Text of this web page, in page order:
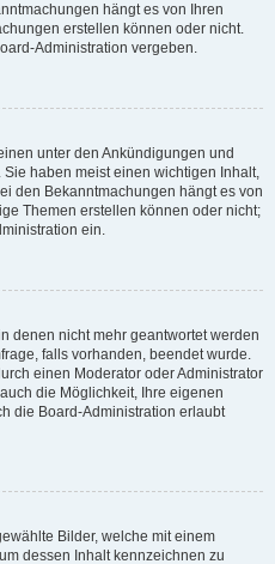
hängt es von Ihren
erstellen können oder nicht.
Administration vergeben.
unter den Ankündigungen und
haben meist einen wichtigen Inhalt,
den Bekanntmachungen hängt es von
Themen erstellen können oder nicht;
ein.
denen nicht mehr geantwortet werden
falls vorhanden, beendet wurde.
einen Moderator oder Administrator
die Möglichkeit, Ihre eigenen
die Board-Administration erlaubt
Bilder, welche mit einem
dessen Inhalt kennzeichnen zu